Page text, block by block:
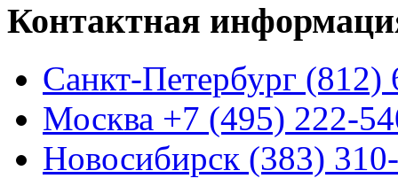
Контактная
Санкт-Петербург (812)
Москва +7 (495) 222-
Новосибирск (383)